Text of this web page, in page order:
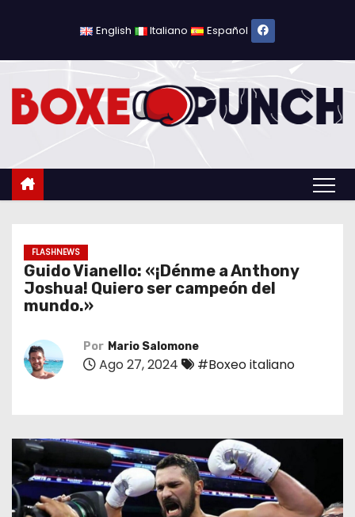
l
English Italiano Español
FLASHNEWS
Guido Vianello: «¡Dénme a Anthony
Joshua! Quiero ser campeón del
mundo.»
Por Mario Salomone
Ago 27, 2024 #Boxeo italiano